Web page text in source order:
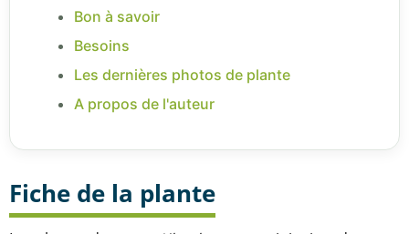
Bon à savoir
Besoins
Les dernières photos de plante
A propos de l'auteur
Fiche de la plante